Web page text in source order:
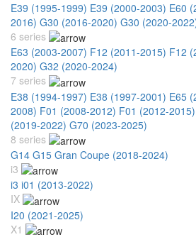
E39 (1995-1999) E39 (2000-2003) E60
2016) G30 (2016-2020) G30 (2020-
6 series
E63 (2003-2007) F12 (2011-2015) F12
2020) G32 (2020-2024)
7 series
E38 (1994-1997) E38 (1997-2001) E65
2008) F01 (2008-2012) F01 (2012-2015)
(2019-2022) G70 (2023-2025)
8 series
G14 G15 Gran Coupe (2018-2024)
i3
i3 i01 (2013-2022)
IX
I20 (2021-2025)
X1